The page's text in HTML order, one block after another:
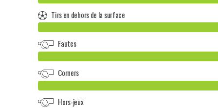
Tirs en dehors de la surface
Fautes
Corners
Hors-jeux